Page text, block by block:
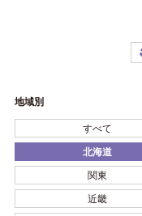
地域別
すべて
北海道
関東
近畿